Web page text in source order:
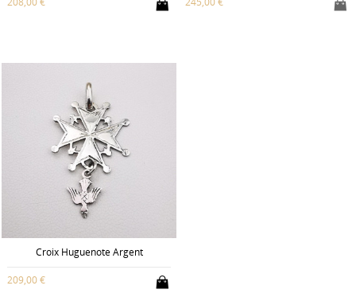
Croix Huguenote Argent
209,00 €